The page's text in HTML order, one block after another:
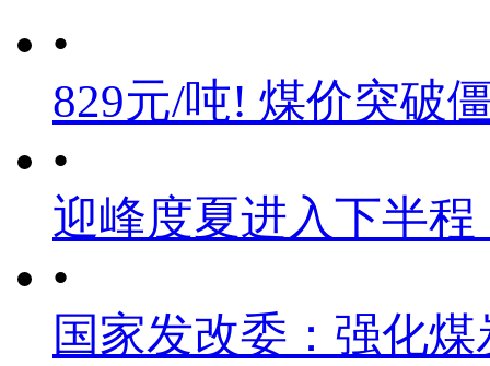
•
829元/吨! 煤价突破
•
迎峰度夏进入下半
•
国家发改委：强化